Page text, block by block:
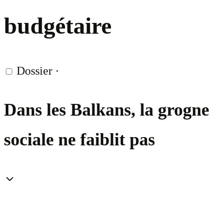
budgétaire
Dossier ·
Dans les Balkans, la grogne
sociale ne faiblit pas